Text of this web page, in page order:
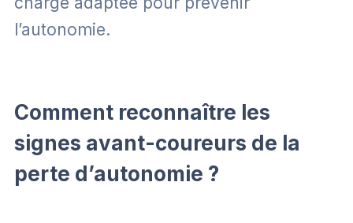
l’autonomie.
Comment reconnaître les
signes avant-coureurs de la
perte d’autonomie ?